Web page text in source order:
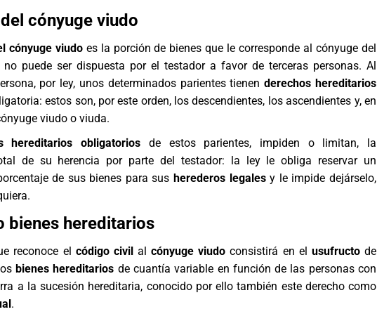
cónyuge viudo
cónyuge viudoes la porción de bienes que le corresponde al cónyuge del
puede ser dispuesta por el testador a favor de terceras personas. Al
por ley, unos determinados parientes tienenderechos hereditarios
estos son, por este orden, los descendientes, los ascendientes y, en
viudo o viuda.
hereditarios obligatorios de estos parientes, impiden o limitan, la
de su herencia por parte del testador: la ley le obliga reservar un
de sus bienes para susherederos legalesy le impide dejárselo,
bienes hereditarios
reconoce el código civilalcónyuge viudo consistirá en el usufructode
bienes hereditarios de cuantía variable en función de las personas con
a la sucesión hereditaria, conocido por ello también este derecho como
.